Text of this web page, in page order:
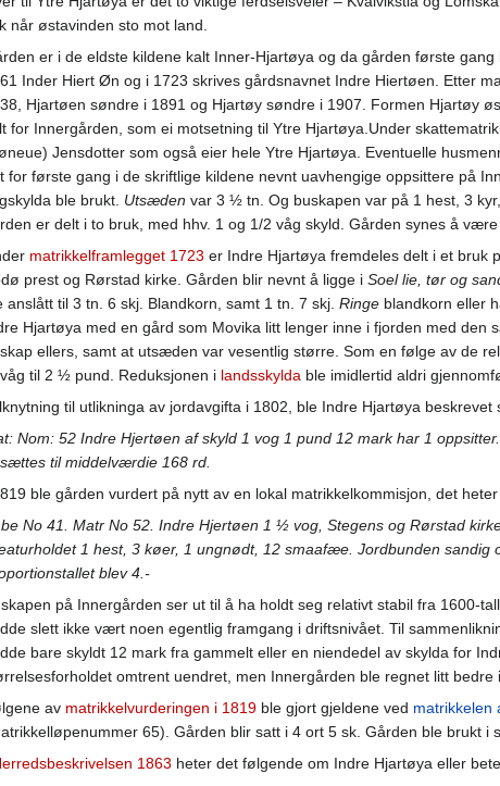
når østavinden sto mot land.
er i de eldste kildene kalt Inner-Hjartøya og da gården første
Inder Hiert Øn og i 1723 skrives gårdsnavnet Indre Hiertøen. Etter
Hjartøen søndre i 1891 og Hjartøy søndre i 1907. Formen Hjartøy
for Innergården, som ei motsetning til Ytre Hjartøya.Under
Jensdotter som også eier hele Ytre Hjartøya. Eventuelle
for første gang i de skriftlige kildene nevnt uavhengige oppsittere på
ble brukt. Utsæden var 3 ½ tn. Og buskapen var på 1 hest, 3
er delt i to bruk, med hhv. 1 og 1/2 våg skyld. Gården synes å
matrikkelframlegget 1723 er Indre Hjartøya fremdeles delt i et bruk
prest og Rørstad kirke. Gården blir nevnt å ligge i Soel lie, tør og
anslått til 3 tn. 6 skj. Blandkorn, samt 1 tn. 7 skj. Ringe blandkorn eller
Hjartøya med en gård som Movika litt lenger inne i fjorden med
ellers, samt at utsæden var vesentlig større. Som en følge av de
til 2 ½ pund. Reduksjonen i landsskylda ble imidlertid aldri
til utlikninga av jordavgifta i 1802, ble Indre Hjartøya beskrevet
Nom: 52 Indre Hjertøen af skyld 1 vog 1 pund 12 mark har 1
til middelværdie 168 rd.
ble gården vurdert på nytt av en lokal matrikkelkommisjon, det
No 41. Matr No 52. Indre Hjertøen 1 ½ vog, Stegens og Rørstad
1 hest, 3 køer, 1 ungnødt, 12 smaafæe. Jordbunden
blev 4.-
på Innergården ser ut til å ha holdt seg relativt stabil fra 1600-
slett ikke vært noen egentlig framgang i driftsnivået. Til
bare skyldt 12 mark fra gammelt eller en niendedel av skylda for
omtrent uendret, men Innergården ble regnet litt bedre
av matrikkelvurderingen i 1819 ble gjort gjeldene ved matrikkelen
65). Gården blir satt i 4 ort 5 sk. Gården ble brukt i
1863 heter det følgende om Indre Hjartøya eller